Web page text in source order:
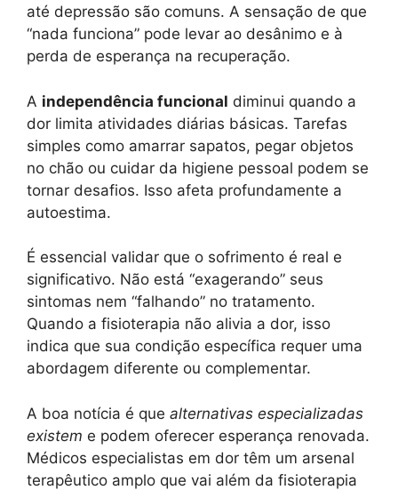
até depressão são comuns. A sensação de que
“nada funciona” pode levar ao desânimo e à
perda de esperança na recuperação.
A independência funcional diminui quando a
dor limita atividades diárias básicas. Tarefas
simples como amarrar sapatos, pegar objetos
no chão ou cuidar da higiene pessoal podem se
tornar desafios. Isso afeta profundamente a
autoestima.
É essencial validar que o sofrimento é real e
significativo. Não está “exagerando” seus
sintomas nem “falhando” no tratamento.
Quando a fisioterapia não alivia a dor, isso
indica que sua condição específica requer uma
abordagem diferente ou complementar.
A boa notícia é que alternativas especializadas
existem e podem oferecer esperança renovada.
Médicos especialistas em dor têm um arsenal
terapêutico amplo que vai além da fisioterapia